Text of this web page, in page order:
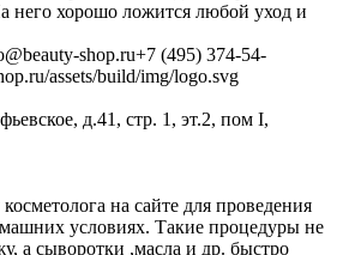
него хорошо ложится любой уход и
shop.ru+7 (495) 374-54-
assets/build/img/logo.svg
д.41, стр. 1, эт.2, пом I,
на сайте для проведения
условиях. Такие процедуры не
а сыворотки ,масла и др. быстро